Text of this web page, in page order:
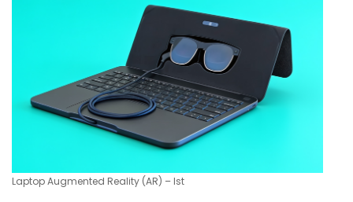
Laptop Augmented Reality (AR) – Ist